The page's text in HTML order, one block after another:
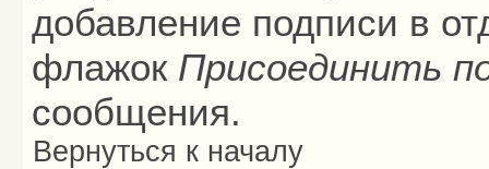
добавление подписи в
флажок Присоединить
сообщения.
Вернуться к началу